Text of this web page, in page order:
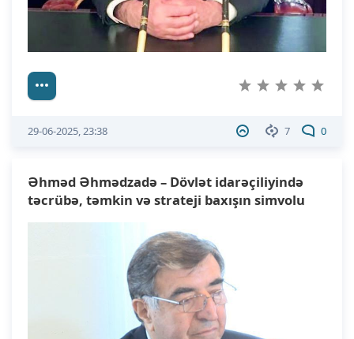
7 0
29-06-2025, 23:38
Əhməd Əhmədzadə – Dövlət idarəçiliyində
təcrübə, təmkin və strateji baxışın simvolu